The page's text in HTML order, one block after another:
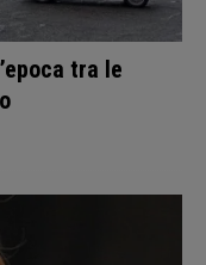
tra le